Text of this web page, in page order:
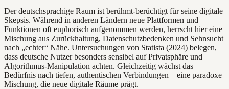
Der deutschsprachige Raum ist berühmt-berüchtigt für seine digitale
Skepsis. Während in anderen Ländern neue Plattformen und
Funktionen oft euphorisch aufgenommen werden, herrscht hier eine
Mischung aus Zurückhaltung, Datenschutzbedenken und Sehnsucht
nach „echter“ Nähe. Untersuchungen von Statista (2024) belegen,
dass deutsche Nutzer besonders sensibel auf Privatsphäre und
Algorithmus-Manipulation achten. Gleichzeitig wächst das
Bedürfnis nach tiefen, authentischen Verbindungen – eine paradoxe
Mischung, die neue digitale Räume prägt.